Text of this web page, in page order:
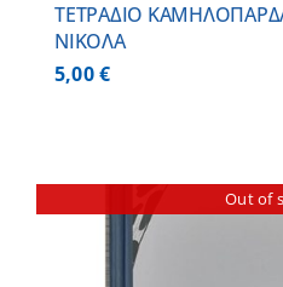
ΤΕΤΡΑΔΙΟ
ΝΙΚΟΛΑ
5,00€
Out of